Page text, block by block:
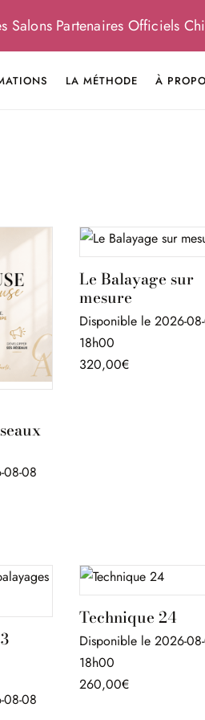
Salons Partenaires Officiels
LA MÉTHODE À
08-08
Le Balayage sur
mesure
Disponible le 2026-
18h00
320,00€
08-08
Technique 24
Disponible le 2026-
18h00
260,00€